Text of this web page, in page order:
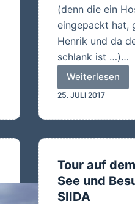
(denn die ein
eingepackt hat,
Henrik und da
schlank ist …)…
Weiterlesen
Wir
haben
25. JULI 2017
Tour auf
See und
SIIDA